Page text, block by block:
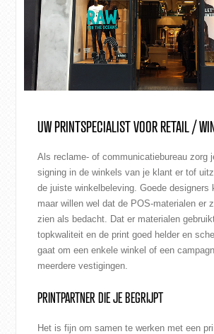
UW PRINTSPECIALIST VOOR RETAIL /
Als reclame- of communicatiebureau zorg
signing in de winkels van je klant er tof
de juiste winkelbeleving. Goede designers
maar willen wel dat de POS-materialen er
zien als bedacht. Dat er materialen
topkwaliteit en de print goed helder en
gaat om een enkele winkel of een
meerdere vestigingen.
PRINTPARTNER DIE JE BEGRIJPT
Het is fijn om samen te werken met een